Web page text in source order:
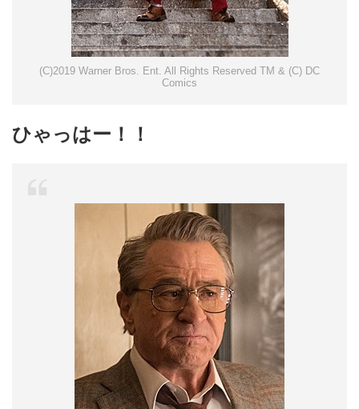
(C)2019 Warner Bros. Ent. All Rights Reserved TM & (C) DC
Comics
ひゃっはー！！